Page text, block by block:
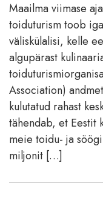
Maailma viimase
toiduturism toob
väliskülalisi, kelle
algupärast
Association)
kulutatud rahast
tähendab, et Eestit
meie toidu- ja
miljonit […]